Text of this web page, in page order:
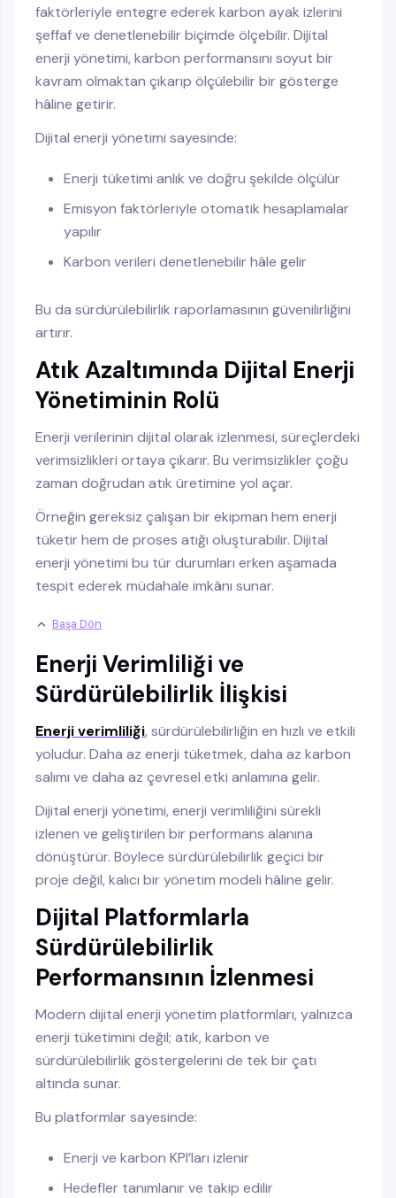
faktörleriyle entegre ederek karbon ayak izlerini
şeffaf ve denetlenebilir biçimde ölçebilir. Dijital
enerji yönetimi, karbon performansını soyut bir
kavram olmaktan çıkarıp ölçülebilir bir gösterge
hâline getirir.
Dijital enerji yönetimi sayesinde:
Enerji tüketimi anlık ve doğru şekilde ölçülür
Emisyon faktörleriyle otomatik hesaplamalar
yapılır
Karbon verileri denetlenebilir hâle gelir
Bu da sürdürülebilirlik raporlamasının güvenilirliğini
artırır.
Atık Azaltımında Dijital Enerji
Yönetiminin Rolü
Enerji verilerinin dijital olarak izlenmesi, süreçlerdeki
verimsizlikleri ortaya çıkarır. Bu verimsizlikler çoğu
zaman doğrudan atık üretimine yol açar.
Örneğin gereksiz çalışan bir ekipman hem enerji
tüketir hem de proses atığı oluşturabilir. Dijital
enerji yönetimi bu tür durumları erken aşamada
tespit ederek müdahale imkânı sunar.
Başa Dön
Enerji Verimliliği ve
Sürdürülebilirlik İlişkisi
Enerji verimliliği, sürdürülebilirliğin en hızlı ve etkili
yoludur. Daha az enerji tüketmek, daha az karbon
salımı ve daha az çevresel etki anlamına gelir.
Dijital enerji yönetimi, enerji verimliliğini sürekli
izlenen ve geliştirilen bir performans alanına
dönüştürür. Böylece sürdürülebilirlik geçici bir
proje değil, kalıcı bir yönetim modeli hâline gelir.
Dijital Platformlarla
Sürdürülebilirlik
Performansının İzlenmesi
Modern dijital enerji yönetim platformları, yalnızca
enerji tüketimini değil; atık, karbon ve
sürdürülebilirlik göstergelerini de tek bir çatı
altında sunar.
Bu platformlar sayesinde:
Enerji ve karbon KPI’ları izlenir
Hedefler tanımlanır ve takip edilir